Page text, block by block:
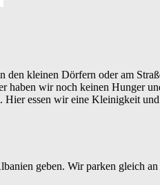
den kleinen Dörfern oder am
haben wir noch keinen Hunger
essen wir eine Kleinigkeit
geben. Wir parken gleich an